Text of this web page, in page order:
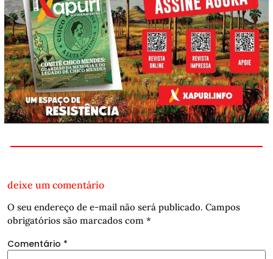
deixe um comentário
O seu endereço de e-mail não será publicado. Campos
obrigatórios são marcados com *
Comentário *